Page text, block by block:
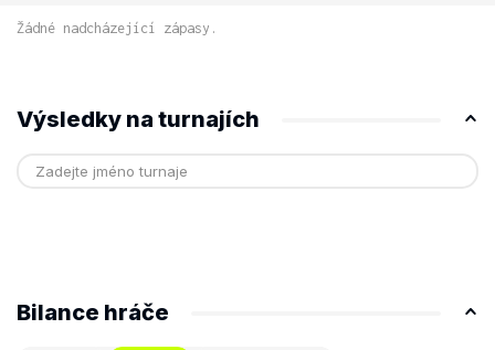
Žádné nadcházející zápasy.
Výsledky na turnajích
Bilance hráče